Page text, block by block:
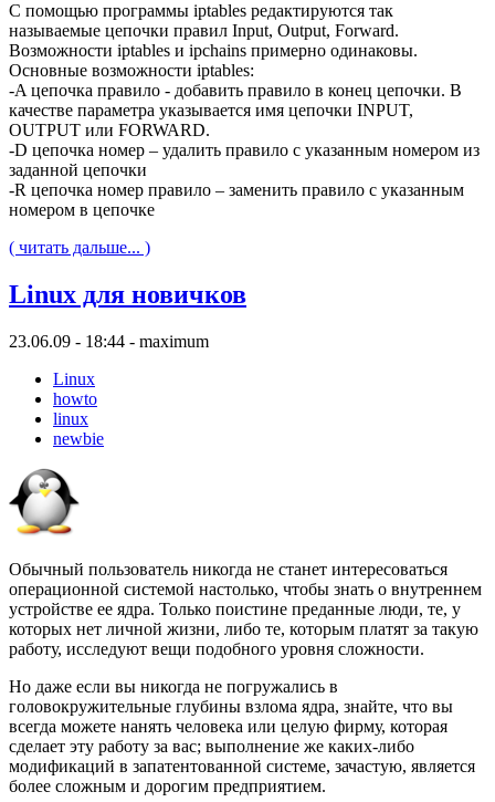
С помощью программы iptables редактируются так
называемые цепочки правил Input, Output, Forward.
Возможности iptables и ipchains примерно одинаковы.
Основные возможности iptables:
-A цепочка правило - добавить правило в конец цепочки. В
качестве параметра указывается имя цепочки INPUT,
OUTPUT или FORWARD.
-D цепочка номер – удалить правило с указанным номером из
заданной цепочки
-R цепочка номер правило – заменить правило с указанным
номером в цепочке
( читать дальше... )
Linux для новичков
23.06.09 - 18:44 - maximum
Linux
howto
linux
newbie
Обычный пользователь никогда не станет интересоваться
операционной системой настолько, чтобы знать о внутреннем
устройстве ее ядра. Только поистине преданные люди, те, у
которых нет личной жизни, либо те, которым платят за такую
работу, исследуют вещи подобного уровня сложности.
Но даже если вы никогда не погружались в
головокружительные глубины взлома ядра, знайте, что вы
всегда можете нанять человека или целую фирму, которая
сделает эту работу за вас; выполнение же каких-либо
модификаций в запатентованной системе, зачастую, является
более сложным и дорогим предприятием.